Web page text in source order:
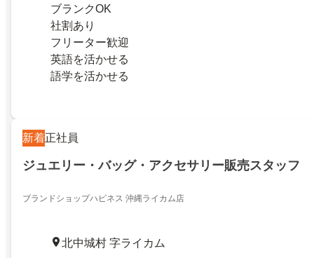
ブランクOK
社割あり
フリーター歓迎
英語を活かせる
語学を活かせる
新着正社員
ジュエリー・バッグ・アクセサリー販売スタッフ
ブランドショップハピネス 沖縄ライカム店
北中城村 字ライカム